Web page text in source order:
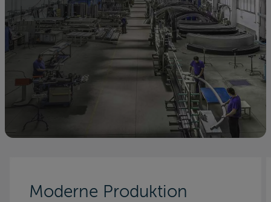
Moderne Produktion